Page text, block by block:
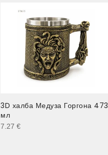
3D халба Медуза Горгона 473
мл
7.27 €